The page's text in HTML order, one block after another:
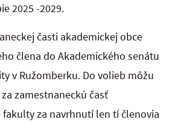
2025 -2029.
časti akademickej obce
člena do Akademického senátu
v Ružomberku. Do volieb môžu
zamestnaneckú časť
fakulty za navrhnutí len tí členovia